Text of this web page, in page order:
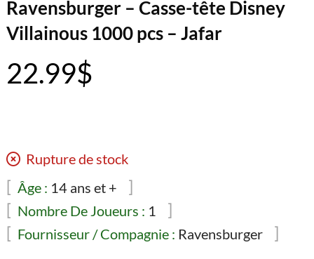
Ravensburger – Casse-tête Disney
Villainous 1000 pcs – Jafar
22.99$
Rupture de stock
Âge : 14 ans et +
Nombre De Joueurs : 1
Fournisseur / Compagnie : Ravensburger